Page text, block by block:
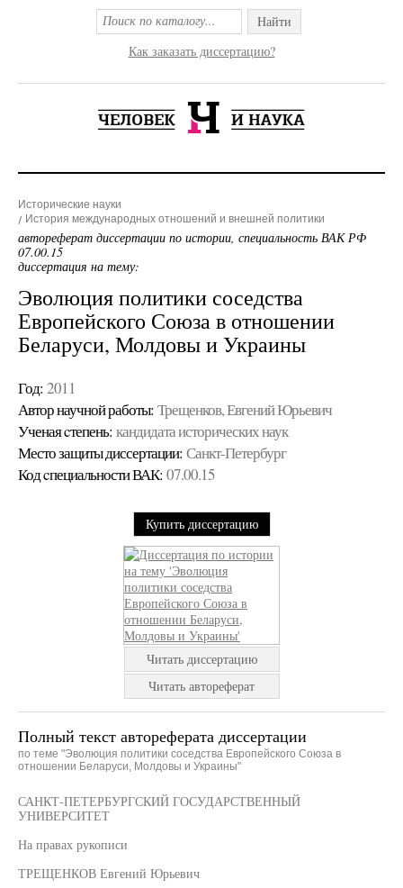
Найти
Как заказать диссертацию?
Исторические науки
История международных отношений и внешней политики
автореферат диссертации по истории, специальность ВАК РФ
07.00.15
диссертация на тему:
Эволюция политики соседства
Европейского Союза в отношении
Беларуси, Молдовы и Украины
Год: 2011
Автор научной работы: Трещенков, Евгений Юрьевич
Ученая cтепень: кандидата исторических наук
Место защиты диссертации: Санкт-Петербург
Код cпециальности ВАК: 07.00.15
Купить диссертацию
Читать диссертацию
Читать автореферат
Полный текст автореферата диссертации
по теме "Эволюция политики соседства Европейского Союза в
отношении Беларуси, Молдовы и Украины"
САНКТ-ПЕТЕРБУРГСКИЙ ГОСУДАРСТВЕННЫЙ
УНИВЕРСИТЕТ
На правах рукописи
ТРЕЩЕНКОВ Евгений Юрьевич